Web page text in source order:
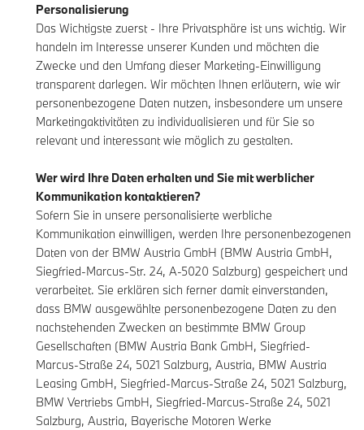
Personalisierung
Das Wichtigste zuerst - Ihre Privatsphäre ist uns wichtig. Wir
handeln im Interesse unserer Kunden und möchten die
Zwecke und den Umfang dieser Marketing-Einwilligung
transparent darlegen. Wir möchten Ihnen erläutern, wie wir
personenbezogene Daten nutzen, insbesondere um unsere
Marketingaktivitäten zu individualisieren und für Sie so
relevant und interessant wie möglich zu gestalten.
Wer wird Ihre Daten erhalten und Sie mit werblicher
Kommunikation kontaktieren?
Sofern Sie in unsere personalisierte werbliche
Kommunikation einwilligen, werden Ihre personenbezogenen
Daten von der BMW Austria GmbH (BMW Austria GmbH,
Siegfried-Marcus-Str. 24, A-5020 Salzburg) gespeichert und
verarbeitet. Sie erklären sich ferner damit einverstanden,
dass BMW ausgewählte personenbezogene Daten zu den
nachstehenden Zwecken an bestimmte BMW Group
Gesellschaften (BMW Austria Bank GmbH, Siegfried-
Marcus-Straße 24, 5021 Salzburg, Austria, BMW Austria
Leasing GmbH, Siegfried-Marcus-Straße 24, 5021 Salzburg,
BMW Vertriebs GmbH, Siegfried-Marcus-Straße 24, 5021
Salzburg, Austria, Bayerische Motoren Werke